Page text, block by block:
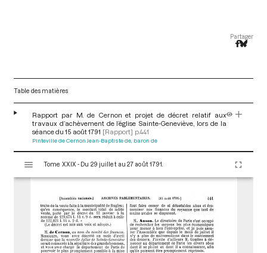
Partager
Table des matières
Rapport par M. de Cernon et projet de décret relatif aux
travaux d’achèvement de l’église Sainte-Geneviève, lors de la
séance du 15 août 1791 [Rapport] p.441
Pinteville de Cernon Jean-Baptiste de, baron de
s
Tome XXIX - Du 29 juillet au 27 août 1791.